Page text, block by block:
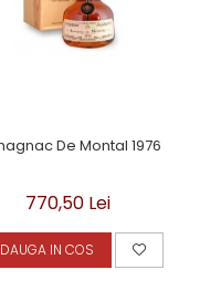
De Montal 1976
770,50 Lei
IN COS